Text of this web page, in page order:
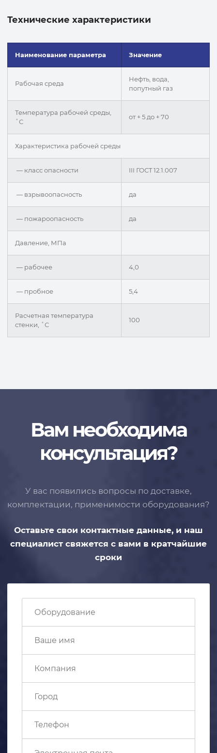
Технические характеристики
Наименование параметра Значение
Рабочая среда
Нефть, вода,
попутный газ
Температура рабочей среды,
˚С
от + 5 до + 70
Характеристика рабочей среды
— класс опасности III ГОCT 12.1.007
— взрывоопасность да
— пожароопасность да
Давление, МПа
— рабочее 4,0
— пробное 5,4
Расчетная температура
стенки, ˚С
100
Вам необходима
консультация?
У вас появились вопросы по доставке,
комплектации, применимости оборудования?
Оставьте свои контактные данные, и наш
специалист свяжется с вами в кратчайшие
сроки